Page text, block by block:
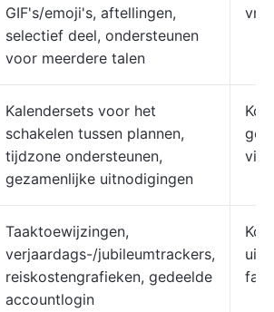
GIF's/emoji's, aftellingen,
selectief deel, ondersteunen
voor meerdere talen
Kalendersets voor het
schakelen tussen plannen,
tijdzone ondersteunen,
gezamenlijke uitnodigingen
vijf
Taaktoewijzingen,
verjaardags-/jubileumtrackers,
reiskostengrafieken, gedeelde
accountlogin